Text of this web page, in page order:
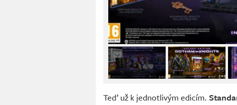
Teď už k jednotlivým edicím.